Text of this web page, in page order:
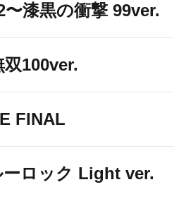
漆黒の衝撃 99ver.
100ver.
FINAL
ロック Light ver.